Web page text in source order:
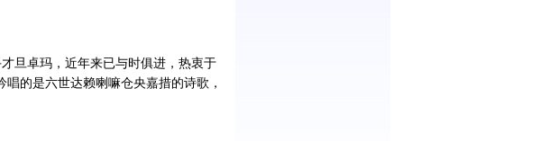
旦卓玛，近年来已与时俱进，热衷于
的是六世达赖喇嘛仓央嘉措的诗歌，